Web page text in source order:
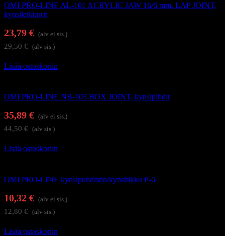
OMI PRO-LINE AL-101 ACRYLIC JAW 16/6 mm, LAP JOINT,
kynsileikkurit
23,79 € (alv ei sis.)
29,50 € (alv sis.)
Lisää ostoskoriin
OMI PRO-LINE NB-103 BOX JOINT, kynsipihdit
35,89 € (alv ei sis.)
44,50 € (alv sis.)
Lisää ostoskoriin
OMI PRO-LINE kynsipuhdistin/kynsitikku P-6
10,32 € (alv ei sis.)
12,80 € (alv sis.)
Lisää ostoskoriin